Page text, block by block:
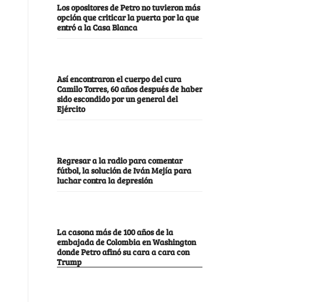
Los opositores de Petro no tuvieron más
opción que criticar la puerta por la que
entró a la Casa Blanca
Así encontraron el cuerpo del cura
Camilo Torres, 60 años después de haber
sido escondido por un general del
Ejército
Regresar a la radio para comentar
fútbol, la solución de Iván Mejía para
luchar contra la depresión
La casona más de 100 años de la
embajada de Colombia en Washington
donde Petro afinó su cara a cara con
Trump